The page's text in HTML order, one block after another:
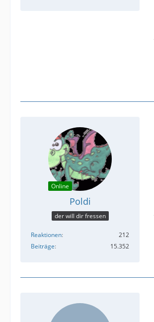
Online
Poldi
der will dir fressen
Reaktionen
212
Beiträge
15.352